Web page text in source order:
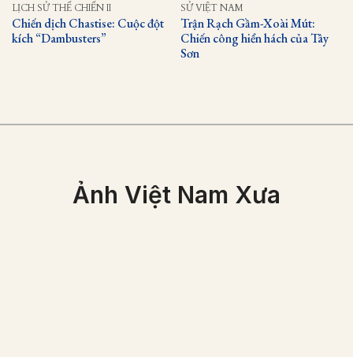
LỊCH SỬ THẾ CHIẾN II
Chiến dịch Chastise: Cuộc đột
kích “Dambusters”
SỬ VIỆT NAM
Trận Rạch Gầm-Xoài Mút:
Chiến công hiển hách của Tây
Sơn
Ảnh Việt Nam Xưa